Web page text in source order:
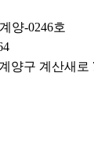
양-0246호
양구 계산새로